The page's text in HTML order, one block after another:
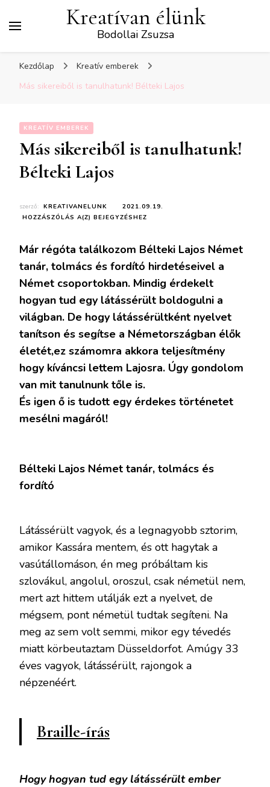
Kreatívan élünk
Bodollai Zsuzsa
Kezdőlap
Kreatív emberek
Más sikereiből is tanulhatunk! Bélteki Lajos
KREATÍV EMBEREK
Más sikereiből is tanulhatunk!
Bélteki Lajos
szerző: KREATIVANELUNK
2021.09.19.
HOZZÁSZÓLÁS A(Z) MÁS
TANULHATUNK!
BÉLTEKI
LAJOS
BEJEGYZÉSHEZ
Már régóta találkozom Bélteki Lajos Német
tanár, tolmács és fordító hirdetéseivel a
Német csoportokban. Mindig érdekelt
hogyan tud egy látássérült boldogulni a
világban. De hogy látássérültként nyelvet
tanítson és segítse a Németországban élők
életét,ez számomra akkora teljesítmény
hogy kíváncsi lettem Lajosra. Úgy gondolom
van mit tanulnunk tőle is.
És igen ő is tudott egy érdekes történetet
mesélni magáról!
Bélteki Lajos Német tanár, tolmács és
fordító
Látássérült vagyok, és a legnagyobb sztorim,
amikor Kassára mentem, és ott hagytak a
vasútállomáson, én meg próbáltam kis
szlovákul, angolul, oroszul, csak németül nem,
mert azt hittem utálják ezt a nyelvet, de
mégsem, pont németül tudtak segíteni. Na
meg az sem volt semmi, mikor egy tévedés
miatt körbeutaztam Düsseldorfot. Amúgy 33
éves vagyok, látássérült, rajongok a
népzenéért.
Braille-írás
Hogy hogyan tud egy látássérült ember